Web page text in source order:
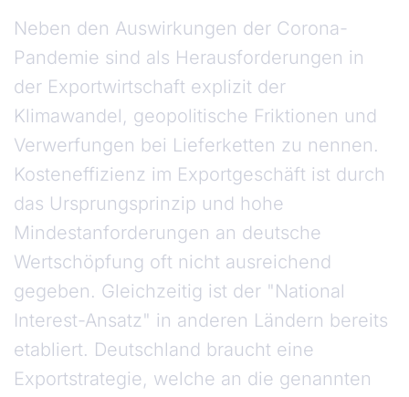
Neben den Auswirkungen der Corona-
Pandemie sind als Herausforderungen in
der Exportwirtschaft explizit der
Klimawandel, geopolitische Friktionen und
Verwerfungen bei Lieferketten zu nennen.
Kosteneffizienz im Exportgeschäft ist durch
das Ursprungsprinzip und hohe
Mindestanforderungen an deutsche
Wertschöpfung oft nicht ausreichend
gegeben. Gleichzeitig ist der "National
Interest-Ansatz" in anderen Ländern bereits
etabliert. Deutschland braucht eine
Exportstrategie, welche an die genannten